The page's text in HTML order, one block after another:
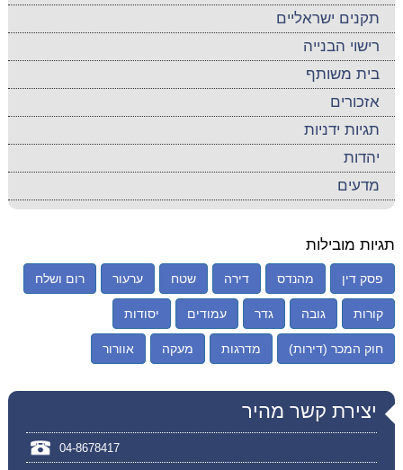
תקנים ישראליים
רישוי הבנייה
בית משותף
אזכורים
תגיות ידניות
יהדות
מדעים
תגיות מובילות
פסק דין מהנדס דירה שטח ערעור רום ושלח
קורות גובה גדר עמודים יסודות
חוק המכר (דירות) מדרגות מעקה אוורור
יצירת קשר מהיר
04-8678417